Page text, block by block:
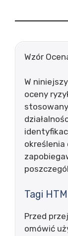
Wzór
W
oceny
określenia
Tagi
Przed
omówić